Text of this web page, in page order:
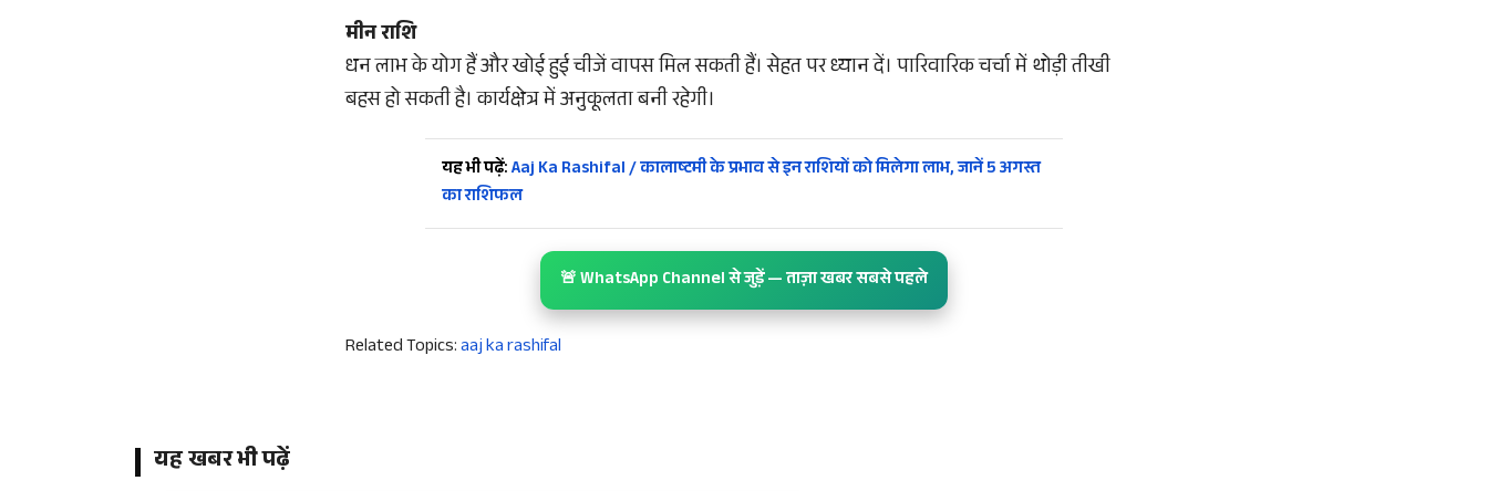
मीन राशि
धन लाभ के योग हैं और खोई हुई चीजें वापस मिल सकती हैं। सेहत पर ध्यान दें। पारिवारिक चर्चा में थोड़ी तीखी
बहस हो सकती है। कार्यक्षेत्र में अनुकूलता बनी रहेगी।
यह भी पढ़ें:Aaj Ka Rashifal / कालाष्टमी के प्रभाव से इन राशियों को मिलेगा लाभ, जानें 5 अगस्त
का राशिफल
🚨 WhatsApp Channel से जुड़ें — ताज़ा खबर सबसे पहले
Related Topics:aaj ka rashifal
यह खबर भी पढ़ें